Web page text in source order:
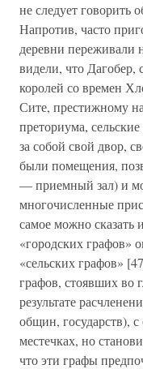
не следует говорить
Напротив, часто
деревни переживали
видели, что
королей со времен
Сите, престижному
преториума,
за собой свой двор,
были помещения,
— приемный зал) и
многочисленные
самое можно сказать
«городских графов»
«сельских графов»
графов, стоявших во
результате
общин, государств),
местечках, но
что эти графы